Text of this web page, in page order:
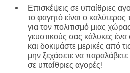
Επισκέψεις σε υπαίθριες
το φαγητό είναι ο καλύτερος
για τον πολιτισμό μιας
γευστικούς σας κάλυκες ένα
και δοκιμάστε μερικές από
μην ξεχάσετε να
σε υπαίθριες αγορές!